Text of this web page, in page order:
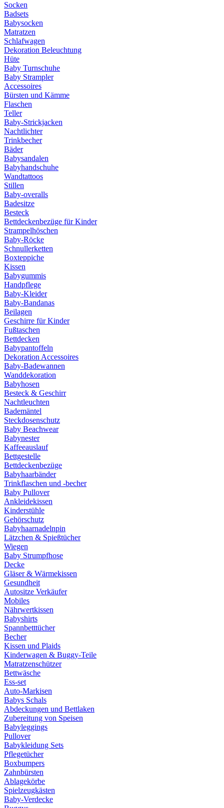
Socken
Badsets
Babysocken
Matratzen
Schlafwagen
Dekoration Beleuchtung
Hüte
Baby Turnschuhe
Baby Strampler
Accessoires
Bürsten und Kämme
Flaschen
Teller
Baby-Strickjacken
Nachtlichter
Trinkbecher
Bäder
Babysandalen
Babyhandschuhe
Wandtattoos
Stillen
Baby-overalls
Badesitze
Besteck
Bettdeckenbezüge für Kinder
Strampelhöschen
Baby-Röcke
Schnullerketten
Boxteppiche
Kissen
Babygummis
Handpflege
Baby-Kleider
Baby-Bandanas
Beilagen
Geschirre für Kinder
Fußtaschen
Bettdecken
Babypantoffeln
Dekoration Accessoires
Baby-Badewannen
Wanddekoration
Babyhosen
Besteck & Geschirr
Nachtleuchten
Bademäntel
Steckdosenschutz
Baby Beachwear
Babynester
Kaffeeauslauf
Bettgestelle
Bettdeckenbezüge
Babyhaarbänder
Trinkflaschen und -becher
Baby Pullover
Ankleidekissen
Kinderstühle
Gehörschutz
Babyhaarnadelnpin
Lätzchen & Spießtücher
Wiegen
Baby Strumpfhose
Decke
Gläser & Wärmekissen
Gesundheit
Autositze Verkäufer
Mobiles
Nährwertkissen
Babyshirts
Spannbetttücher
Becher
Kissen und Plaids
Kinderwagen & Buggy-Teile
Matratzenschützer
Bettwäsche
Ess-set
Auto-Markisen
Babys Schals
Abdeckungen und Bettlaken
Zubereitung von Speisen
Babyleggings
Pullover
Babykleidung Sets
Pflegetücher
Boxbumpers
Zahnbürsten
Ablagekörbe
Spielzeugkästen
Baby-Verdecke